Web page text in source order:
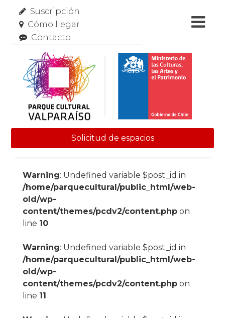
Suscripción
Cómo llegar
Contacto
Solicitud de espacios
Warning: Undefined variable $post_id in
/home/parquecultural/public_html/web-
old/wp-
content/themes/pcdv2/content.phpon
line 10
Warning: Undefined variable $post_id in
/home/parquecultural/public_html/web-
old/wp-
content/themes/pcdv2/content.phpon
line 11